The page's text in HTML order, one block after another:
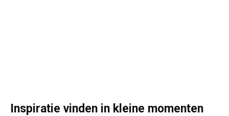
Inspiratie vinden in kleine momenten